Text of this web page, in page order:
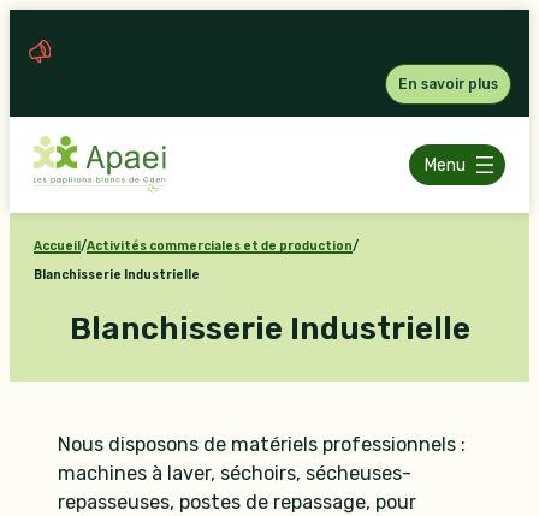
au
En savoir plus
Menu
Accueil /Activités commerciales et de production/
Blanchisserie Industrielle
Blanchisserie Industrielle
Nous disposons de matériels professionnels :
machines à laver, séchoirs, sécheuses-
repasseuses, postes de repassage, pour